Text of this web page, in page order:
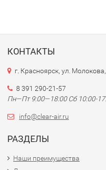
КОНТАКТЫ
г. Красноярск, ул.
8 391 290-21-57
Пн—Пт 9:00—18:00 Сб 10:00-
info@clear-air.ru
РАЗДЕЛЫ
Наши преимущества